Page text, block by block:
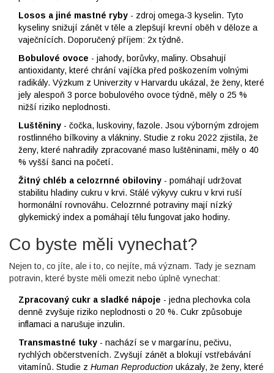
Losos a jiné mastné ryby - zdroj omega-3 kyselin. Tyto
kyseliny snižují zánět v těle a zlepšují krevní oběh v děloze a
vaječnících. Doporučený příjem: 2x týdně.
Bobulové ovoce - jahody, borůvky, maliny. Obsahují
antioxidanty, které chrání vajíčka před poškozením volnými
radikály. Výzkum z Univerzity v Harvardu ukázal, že ženy, které
jely alespoň 3 porce bobulového ovoce týdně, měly o 25 %
nižší riziko neplodnosti.
Luštěniny - čočka, luskoviny, fazole. Jsou výborným zdrojem
rostlinného bílkoviny a vlákniny. Studie z roku 2022 zjistila, že
ženy, které nahradily zpracované maso luštěninami, měly o 40
% vyšší šanci na početí.
Žitný chléb a celozrnné obiloviny - pomáhají udržovat
stabilitu hladiny cukru v krvi. Stálé výkyvy cukru v krvi ruší
hormonální rovnováhu. Celozrnné potraviny mají nízký
glykemický index a pomáhají tělu fungovat jako hodiny.
Co byste měli vynechat?
Nejen to, co jíte, ale i to, co nejíte, má význam. Tady je seznam
potravin, které byste měli omezit nebo úplně vynechat:
Zpracovaný cukr a sladké nápoje - jedna plechovka cola
denně zvyšuje riziko neplodnosti o 20 %. Cukr způsobuje
inflamaci a narušuje inzulin.
Transmastné tuky - nachází se v margarínu, pečivu,
rychlých občerstveních. Zvyšují zánět a blokují vstřebávání
vitamínů. Studie z Human Reproduction ukázaly, že ženy, které